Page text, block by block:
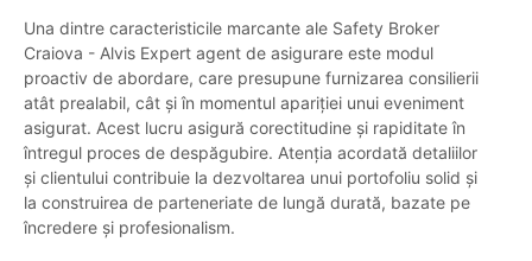
Una dintre caracteristicile marcante ale Safety Broker
Craiova - Alvis Expert agent de asigurare este modul
proactiv de abordare, care presupune furnizarea consilierii
atât prealabil, cât și în momentul apariției unui eveniment
asigurat. Acest lucru asigură corectitudine și rapiditate în
întregul proces de despăgubire. Atenția acordată detaliilor
și clientului contribuie la dezvoltarea unui portofoliu solid și
la construirea de parteneriate de lungă durată, bazate pe
încredere și profesionalism.